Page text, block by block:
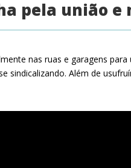
pela união e
nas ruas e garagens
sindicalizando. Além de